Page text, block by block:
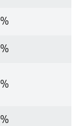
%
%
%
%